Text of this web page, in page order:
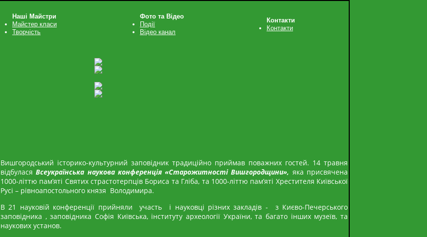
Наші Майстри
Майстер класи
Творчість
Фото та Відео
Події
Відео канал
Контакти
Контакти
Вишгородський історико-культурний заповідник традиційно приймав поважних гостей. 14 травня
відбуласяВсеукраїнська наукова конференція «Старожитності Вишгородщини», яка присвячена
1000-літтю пам’яті Святих страстотерпців Бориса та Гліба, та 1000-літтю пам’яті Хрестителя Київської
Русі – рівноапостольного князя Володимира.
В 21 науковій конференції прийняли участь і науковці різних закладів - з Києво-Печерського
заповідника , заповідника Софія Київська, інституту археології України, та багато інших музеїв, та
наукових установ.